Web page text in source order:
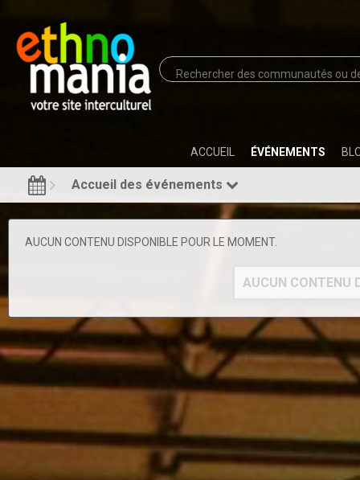
ACCUEIL ÉVÉNEMENTS
Accueil des événements
AUCUN CONTENU DISPONIBLE POUR LE MOMENT.
AUCUN CONTENU